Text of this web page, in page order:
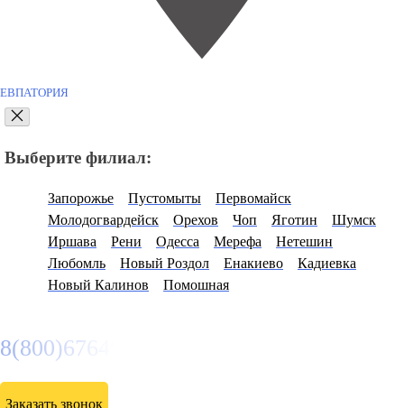
ЕВПАТОРИЯ
Выберите филиал:
Запорожье Пустомыты
Первомайск
Молодогвардейск
Орехов Чоп Яготин
Шумск
Иршава
Рени Одесса Мерефа
Нетешин
Любомль
Новый Роздол Енакиево
Кадиевка
Новый Калинов
Помошная
8(800)6764935
Заказать звонок